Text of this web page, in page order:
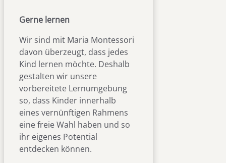
Gerne lernen
Wir sind mit Maria Montessori
davon überzeugt, dass jedes
Kind lernen möchte. Deshalb
gestalten wir unsere
vorbereitete Lernumgebung
so, dass Kinder innerhalb
eines vernünftigen Rahmens
eine freie Wahl haben und so
ihr eigenes Potential
entdecken können.